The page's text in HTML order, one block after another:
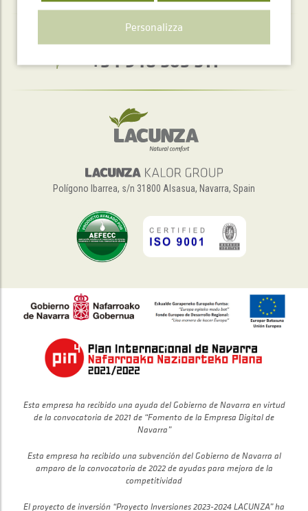
Servizio di assistenza telefonica
+34 948 563 511
Polígono Ibarrea, s/n 31800 Alsasua, Navarra, Spain
Esta empresa ha recibido una ayuda del Gobierno de Navarra en virtud
de la convocatoria de 2021 de “Fomento de la Empresa Digital de
Navarra”
Esta empresa ha recibido una subvención del Gobierno de Navarra al
amparo de la convocatoria de 2022 de ayudas para mejora de la
competitividad
El proyecto de inversión “Proyecto Inversiones 2023-2024 LACUNZA” ha
Personalizza